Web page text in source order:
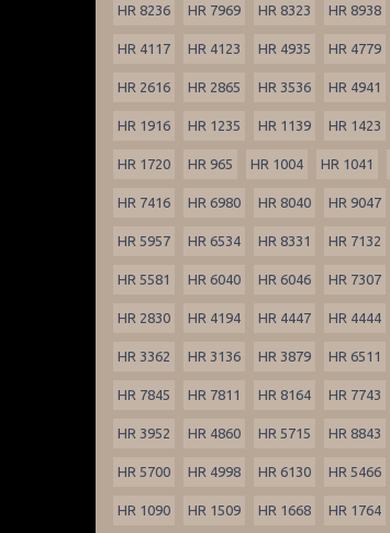
HR 8236 HR 7969 HR 8323 HR 8938
HR 4117 HR 4123 HR 4935 HR 4779
HR 2616 HR 2865 HR 3536 HR 4941
HR 1916 HR 1235 HR 1139 HR 1423
HR 1720 HR 965 HR 1004 HR 1041
HR 7416 HR 6980 HR 8040 HR 9047
HR 5957 HR 6534 HR 8331 HR 7132
HR 5581 HR 6040 HR 6046 HR 7307
HR 2830 HR 4194 HR 4447 HR 4444
HR 3362 HR 3136 HR 3879 HR 6511
HR 7845 HR 7811 HR 8164 HR 7743
HR 3952 HR 4860 HR 5715 HR 8843
HR 5700 HR 4998 HR 6130 HR 5466
HR 1090 HR 1509 HR 1668 HR 1764